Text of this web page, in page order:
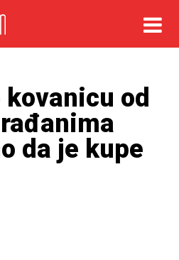
kovanicu od
da je kupe